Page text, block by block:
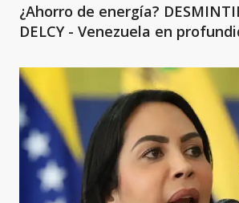
¿Ahorro de energía?
DELCY - Venezuela en